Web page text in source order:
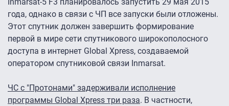
Inmarsat-5 F3 планировалось запустить 29 мая 2015
года, однако в связи с ЧП все запуски были отложены.
Этот спутник должен завершить формирование
первой в мире сети спутникового широкополосного
доступа в интернет Global Xpress, создаваемой
оператором спутниковой связи Inmarsat.
ЧС с "Протонами" задерживали исполнение
программы Global Xpress три раза. В частности,